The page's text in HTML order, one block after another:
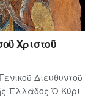
Χριστοῦ
Διευθυντοῦ
Ἑλλάδος Ὁ Κύ­ρι­